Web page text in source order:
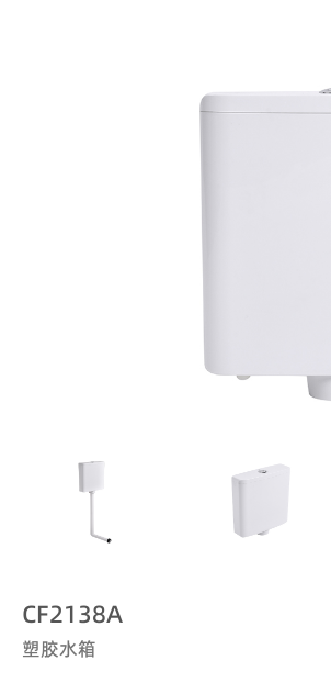
CF2138A
塑胶水箱